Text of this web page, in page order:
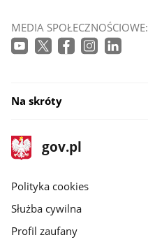
MEDIA SPOŁECZNOŚCIOWE:
Na skróty
stopka
gov.pl
Strona
gov.pl
gov.pl
Polityka cookies
Służba cywilna
Profil zaufany